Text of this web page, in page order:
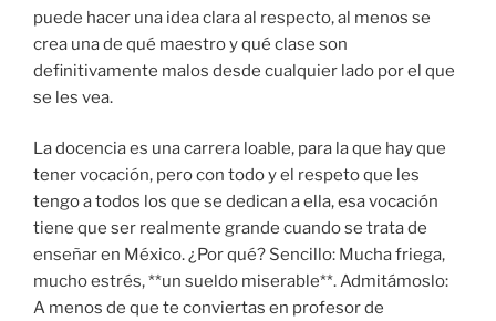
puede hacer una idea clara al respecto, al menos se
crea una de qué maestro y qué clase son
definitivamente malos desde cualquier lado por el que
se les vea.
La docencia es una carrera loable, para la que hay que
tener vocación, pero con todo y el respeto que les
tengo a todos los que se dedican a ella, esa vocación
tiene que ser realmente grande cuando se trata de
enseñar en México. ¿Por qué? Sencillo: Mucha friega,
mucho estrés, **un sueldo miserable**. Admitámoslo:
A menos de que te conviertas en profesor de